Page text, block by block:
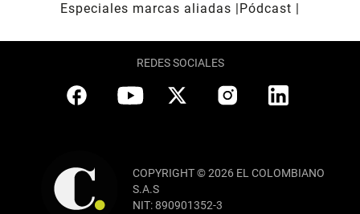
Especiales marcas aliadas
Pódcast
REDES SOCIALES
COPYRIGHT © 2026 EL COLOMBIANO
S.A.S
NIT: 890901352-3